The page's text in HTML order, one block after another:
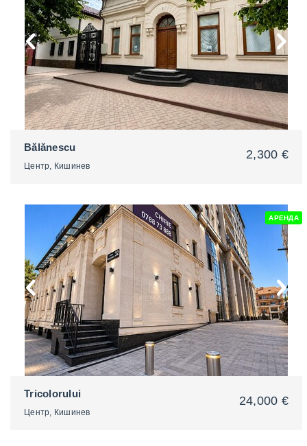
2
Bălănescu
Центр, Кишинев
2,300 €
АРЕНДА
Tricolorului
Центр, Кишинев
24,000 €